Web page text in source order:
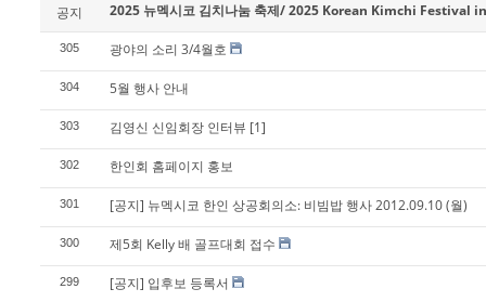
공지 2025 뉴멕시코 김치나눔 축제/ 2025 Korean Kimchi Festival
305 광야의 소리 3/4월호
304 5월 행사 안내
303 김영신 신임회장 인터뷰 [1]
302 한인회 홈페이지 홍보
301 [공지] 뉴멕시코 한인 상공회의소: 비빔밥 행사 2012.09.10 (월)
300 제5회 Kelly 배 골프대회 접수
299 [공지] 입후보 등록서